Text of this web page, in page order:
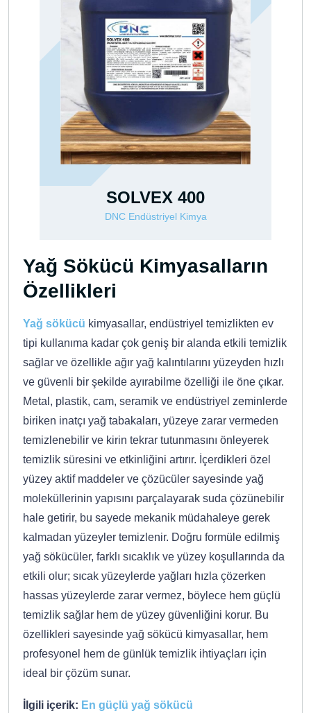
PROSOLVER
Yağ Sökücü Kimyasalların
Özellikleri
Yağ sökücü kimyasallar, endüstriyel temizlikten ev
tipi kullanıma kadar çok geniş bir alanda etkili temizlik
sağlar ve özellikle ağır yağ kalıntılarını yüzeyden hızlı
ve güvenli bir şekilde ayırabilme özelliği ile öne çıkar.
Metal, plastik, cam, seramik ve endüstriyel zeminlerde
biriken inatçı yağ tabakaları, yüzeye zarar vermeden
temizlenebilir ve kirin tekrar tutunmasını önleyerek
temizlik süresini ve etkinliğini artırır. İçerdikleri özel
yüzey aktif maddeler ve çözücüler sayesinde yağ
moleküllerinin yapısını parçalayarak suda çözünebilir
hale getirir, bu sayede mekanik müdahaleye gerek
kalmadan yüzeyler temizlenir. Doğru formüle edilmiş
yağ sökücüler, farklı sıcaklık ve yüzey koşullarında da
etkili olur; sıcak yüzeylerde yağları hızla çözerken
hassas yüzeylerde zarar vermez, böylece hem güçlü
temizlik sağlar hem de yüzey güvenliğini korur. Bu
özellikleri sayesinde yağ sökücü kimyasallar, hem
profesyonel hem de günlük temizlik ihtiyaçları için
ideal bir çözüm sunar.
İlgili içerik: En güçlü yağ sökücü